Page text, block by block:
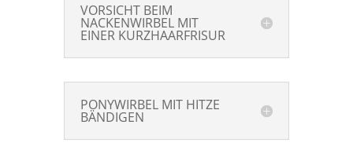
VORSICHT BEIM
NACKENWIRBEL MIT
EINER KURZHAARFRISUR
PONYWIRBEL MIT HITZE
BÄNDIGEN